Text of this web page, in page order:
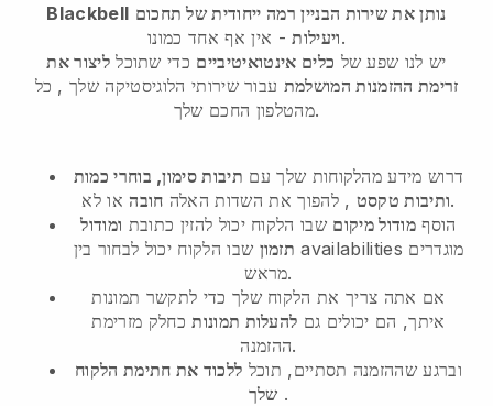
Blackbell נותן את שירות הבניין רמה ייחודית של תחכום
ויעילות- אין אף אחד כמונו.
יש לנו שפע של כלים אינטואיטיביים כדי שתוכלליצור את
זרימת ההזמנות המושלמת עבור שירותי הלוגיסטיקה שלך, כל
מהטלפון החכם שלך.
דרוש מידע מהלקוחות שלך עם תיבות סימון, בוחרי כמות
ותיבות טקסט , להפוך את השדות האלה חובה
או לא.
הוסףמודול מיקום שבו הלקוח יכול להזין כתובת ומודול
תזמון שבו הלקוח יכול לבחור בין availabilities מוגדרים
מראש.
אם אתה צריך את הלקוח שלך כדי לתקשר תמונות
איתך, הם יכולים גם להעלות תמונותכחלק מזרימת
ההזמנה.
וברגע שההזמנה תסתיים, תוכל ללכוד את חתימת הלקוח
שלך .